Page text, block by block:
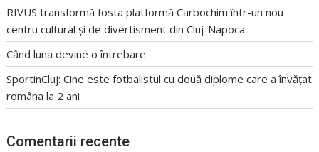
RIVUS transformă fosta platformă Carbochim într-un nou
centru cultural și de divertisment din Cluj-Napoca
Când luna devine o întrebare
SportinCluj: Cine este fotbalistul cu două diplome care a învățat
româna la 2 ani
Comentarii recente